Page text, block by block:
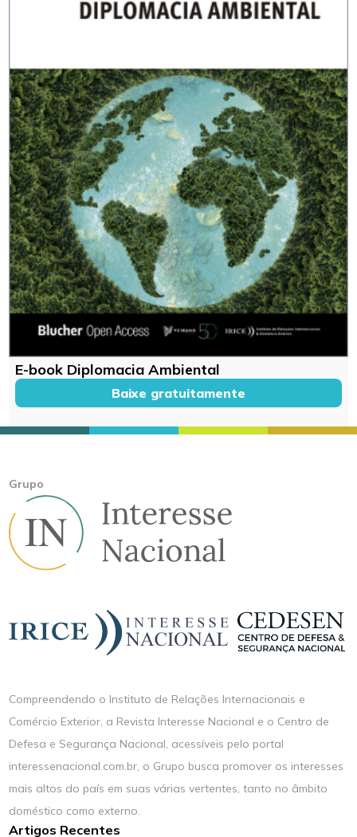
E-book Diplomacia Ambiental
Baixe gratuitamente
Grupo
Compreendendo o Instituto de Relações Internacionais e
Comércio Exterior, a Revista Interesse Nacional e o Centro de
Defesa e Segurança Nacional, acessíveis pelo portal
interessenacional.com.br, o Grupo busca promover os interesses
mais altos do país em suas várias vertentes, tanto no âmbito
doméstico como externo.
Artigos Recentes